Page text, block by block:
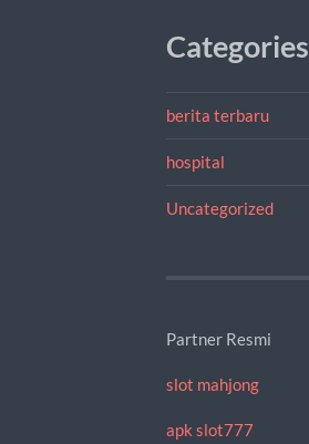
Categories
berita terbaru
hospital
Uncategorized
Partner Resmi
slot mahjong
apk slot777